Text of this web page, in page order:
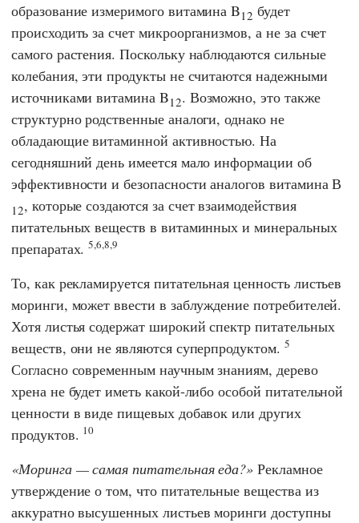
образование измеримого витамина B12 будет
происходить за счет микроорганизмов, а не за счет
самого растения. Поскольку наблюдаются сильные
колебания, эти продукты не считаются надежными
источниками витамина B12. Возможно, это также
структурно родственные аналоги, однако не
обладающие витаминной активностью. На
сегодняшний день имеется мало информации об
эффективности и безопасности аналогов витамина В
12, которые создаются за счет взаимодействия
питательных веществ в витаминных и минеральных
препаратах.5,6,8,9
То, как рекламируется питательная ценность листьев
моринги, может ввести в заблуждение потребителей.
Хотя листья содержат широкий спектр питательных
веществ, они не являются суперпродуктом. 5
Согласно современным научным знаниям, дерево
хрена не будет иметь какой-либо особой питательной
ценности в виде пищевых добавок или других
продуктов. 10
Моринга — самая питательная еда? Рекламное
утверждение о том, что питательные вещества из
аккуратно высушенных листьев моринги доступны